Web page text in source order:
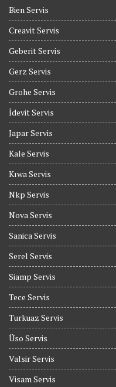
Bien Servis
Creavit Servis
Geberit Servis
Gerz Servis
Grohe Servis
İdevit Servis
Japar Servis
Kale Servis
Kıwa Servis
Nkp Servis
Nova Servis
Sanica Servis
Serel Servis
Siamp Servis
Tece Servis
Turkuaz Servis
Üso Servis
Valsir Servis
Visam Servis